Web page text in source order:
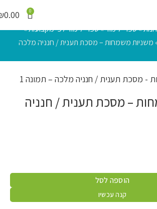
0
0.00
חנות»ספרי לימוד»ספרי לימוד לפי מקצועות»
משניות משמחות – מסכת תענית / חנניה מלכה
– מסכת תענית / חנניה
הוספה לסל
קנה עכשיו